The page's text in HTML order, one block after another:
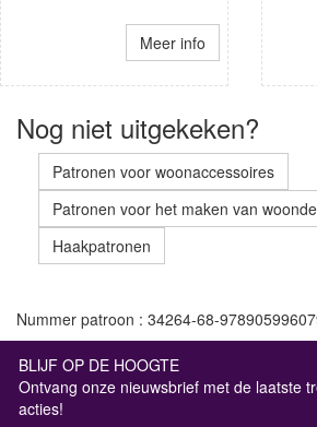
Meer info
Nog niet uitgekeken?
Patronen voor woonaccessoires
Patronen voor het maken van
Haakpatronen
Nummer patroon : 34264-68-
BLIJF OP DE HOOGTE
Ontvang onze nieuwsbrief met de laatste
acties!